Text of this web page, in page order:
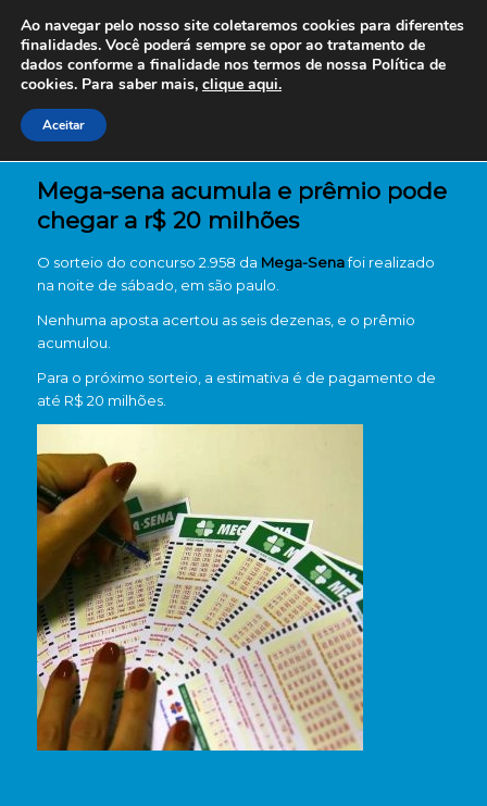
Mega-sena acumula e prêmio pode
chegar a r$ 20 milhões
O sorteio do concurso 2.958 da Mega-Senafoi realizado
na noite de sábado, em são paulo.
Nenhuma aposta acertou as seis dezenas, e o prêmio
acumulou.
Para o próximo sorteio, a estimativa é de pagamento de
até R$ 20 milhões.
Ao navegar pelo nosso site coletaremos cookies para diferentes
finalidades. Você poderá sempre se opor ao tratamento de
dados conforme a finalidade nos termos de nossa Política de
cookies. Para saber mais, clique aqui.
Aceitar